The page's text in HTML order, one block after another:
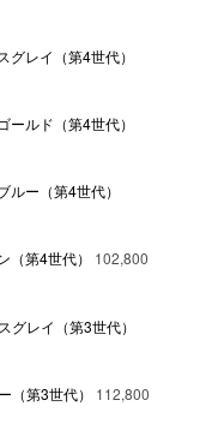
レイ（第4世代）
ルド（第4世代）
ー（第4世代）
第4世代）
102,800
グレイ（第3世代）
（第3世代）
112,800